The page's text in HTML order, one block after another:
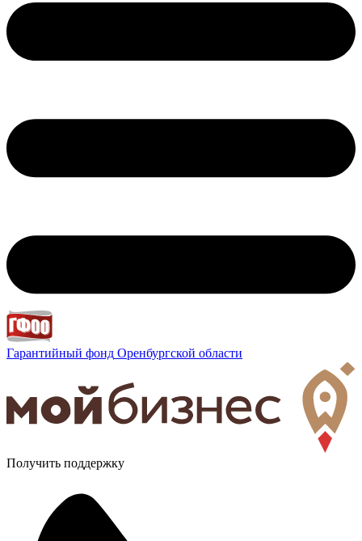
Гарантийный фонд Оренбургской области
Получить поддержку